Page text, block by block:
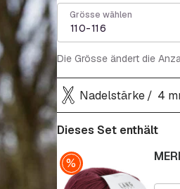
Grösse wählen
110-116
Die Grösse ändert die
Nadelstärke 4
Dieses Set enthält